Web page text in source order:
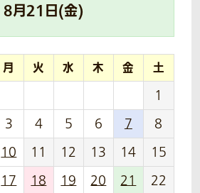
8月21 日(金)
月 火 水 木 金 土
1
3 4 5 6 7
8
10 11 12 13 14
15
17 18 19 20 21
22